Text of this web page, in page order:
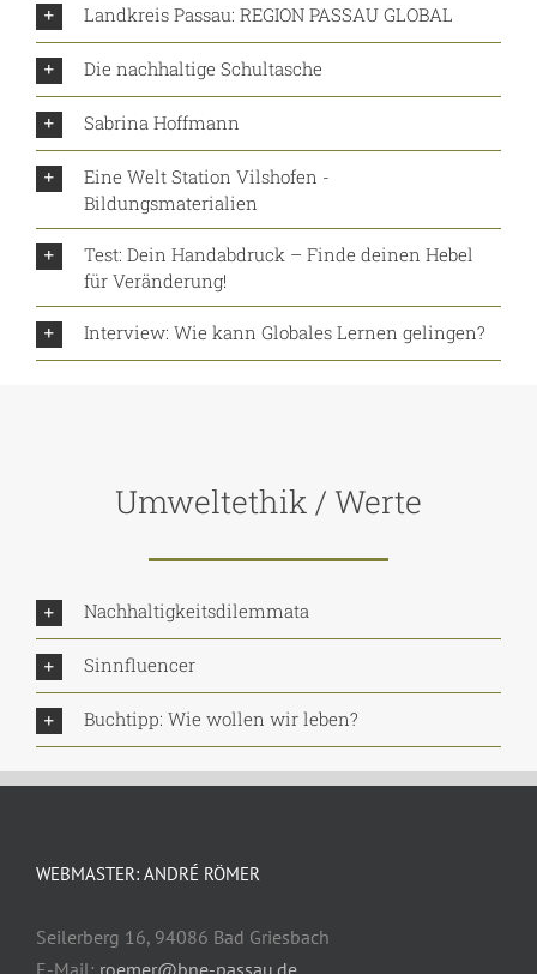
Landkreis Passau: REGION PASSAU GLOBAL
Die nachhaltige Schultasche
Sabrina Hoffmann
Eine Welt Station Vilshofen -
Bildungsmaterialien
Test: Dein Handabdruck – Finde deinen Hebel
für Veränderung!
Interview: Wie kann Globales Lernen gelingen?
Umweltethik / Werte
Nachhaltigkeitsdilemmata
Sinnfluencer
Buchtipp: Wie wollen wir leben?
WEBMASTER: ANDRÉ RÖMER
Seilerberg 16, 94086 Bad Griesbach